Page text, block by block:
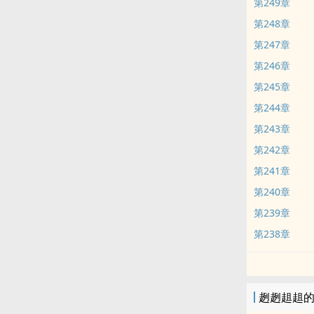
第248章
第247章
第246章
第245章
第244章
第243章
第242章
第241章
第240章
第239章
第238章
趔趔趄趄